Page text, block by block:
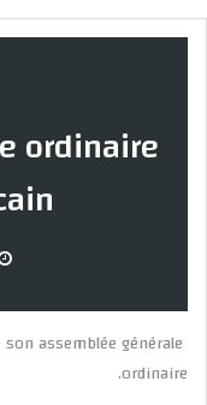
ordinaire
assemblée générale
ordinaire.